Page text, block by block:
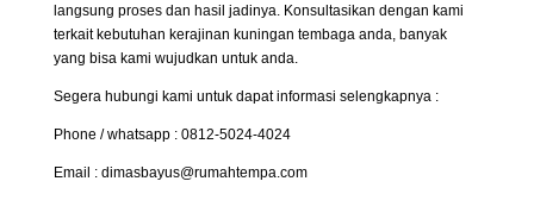
langsung proses dan hasil jadinya. Konsultasikan dengan kami
terkait kebutuhan kerajinan kuningan tembaga anda, banyak
yang bisa kami wujudkan untuk anda.
Segera hubungi kami untuk dapat informasi selengkapnya :
Phone / whatsapp : 0812-5024-4024
Email : dimasbayus@rumahtempa.com